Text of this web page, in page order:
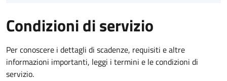
Condizioni di servizio
Per conoscere i dettagli di scadenze, requisiti e altre
informazioni importanti, leggi i termini e le condizioni di
servizio.